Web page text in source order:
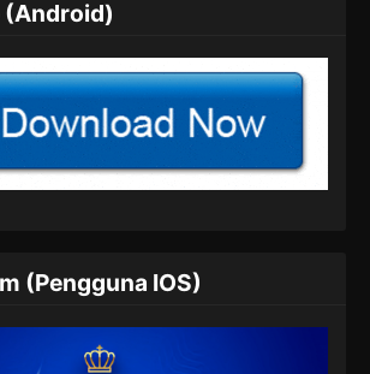
Subtitle Indonesia
Subtitle Indonesia - Juli 1, 2024
Supreme God Emperor Episode 393
Eps 393 - Supreme God Emperor Episode 393
Supreme God Emperor Episode 394
Subtitle Indonesia
Eps 394 - Supreme God Emperor Episode 394
Subtitle Indonesia - Juli 8, 2024
(Android)
(Pengguna IOS)